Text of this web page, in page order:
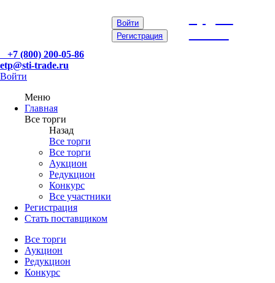
Войти
Регистрация
+7 (800) 200-05-86
etp@sti-trade.ru
Войти
Меню
Главная
Все торги
Назад
Все торги
Все торги
Аукцион
Редукцион
Конкурс
Все участники
Регистрация
Стать поставщиком
Все торги
Аукцион
Редукцион
Конкурс